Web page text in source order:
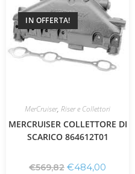
IN OFFERTA!
MerCruiser, Riser e Collettori
MERCRUISER COLLETTORE DI
SCARICO 864612T01
€569,82 €484,00